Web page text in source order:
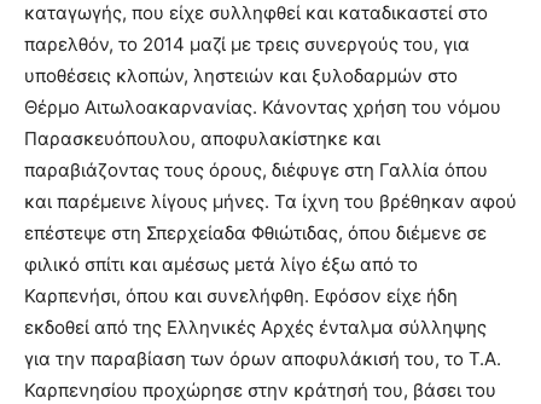
καταγωγής, που είχε συλληφθεί και καταδικαστεί στο
παρελθόν, το 2014 μαζί με τρεις συνεργούς του, για
υποθέσεις κλοπών, ληστειών και ξυλοδαρμών στο
Θέρμο Αιτωλοακαρνανίας. Κάνοντας χρήση του νόμου
Παρασκευόπουλου, αποφυλακίστηκε και
παραβιάζοντας τους όρους, διέφυγε στη Γαλλία όπου
και παρέμεινε λίγους μήνες. Τα ίχνη του βρέθηκαν αφού
επέστεψε στη Σπερχείαδα Φθιώτιδας, όπου διέμενε σε
φιλικό σπίτι και αμέσως μετά λίγο έξω από το
Καρπενήσι, όπου και συνελήφθη. Εφόσον είχε ήδη
εκδοθεί από της Ελληνικές Αρχές ένταλμα σύλληψης
για την παραβίαση των όρων αποφυλάκισή του, το Τ.Α.
Καρπενησίου προχώρησε στην κράτησή του, βάσει του